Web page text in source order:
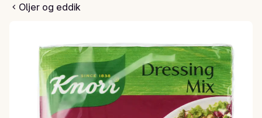
Oljer og eddik
dressingmix